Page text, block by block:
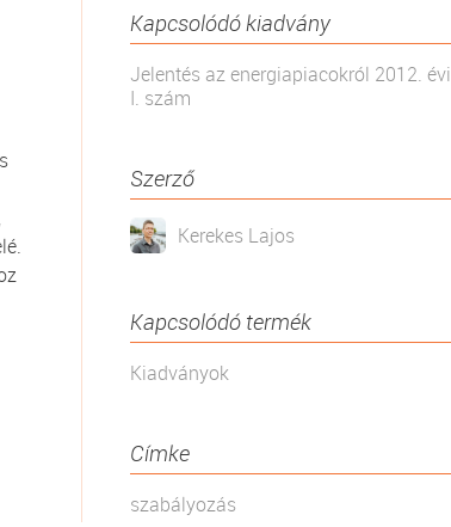
Kapcsolódó kiadvány
Jelentés az energiapiacokról 2012. évi
I. szám
Szerző
Kerekes Lajos
Kapcsolódó termék
Kiadványok
Címke
szabályozás